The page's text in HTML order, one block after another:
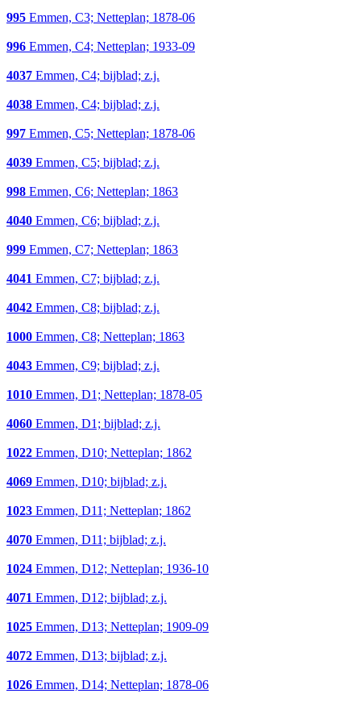
995 Emmen, C3; Netteplan; 1878-06
996 Emmen, C4; Netteplan; 1933-09
4037 Emmen, C4; bijblad; z.j.
4038 Emmen, C4; bijblad; z.j.
997 Emmen, C5; Netteplan; 1878-06
4039 Emmen, C5; bijblad; z.j.
998 Emmen, C6; Netteplan; 1863
4040 Emmen, C6; bijblad; z.j.
999 Emmen, C7; Netteplan; 1863
4041 Emmen, C7; bijblad; z.j.
4042 Emmen, C8; bijblad; z.j.
1000 Emmen, C8; Netteplan; 1863
4043 Emmen, C9; bijblad; z.j.
1010 Emmen, D1; Netteplan; 1878-05
4060 Emmen, D1; bijblad; z.j.
1022 Emmen, D10; Netteplan; 1862
4069 Emmen, D10; bijblad; z.j.
1023 Emmen, D11; Netteplan; 1862
4070 Emmen, D11; bijblad; z.j.
1024 Emmen, D12; Netteplan; 1936-10
4071 Emmen, D12; bijblad; z.j.
1025 Emmen, D13; Netteplan; 1909-09
4072 Emmen, D13; bijblad; z.j.
1026 Emmen, D14; Netteplan; 1878-06